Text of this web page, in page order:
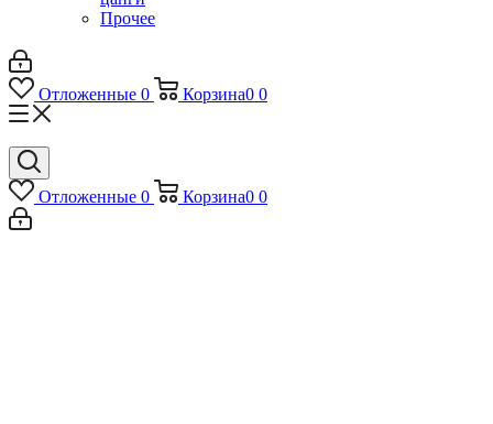
Прочее
Отложенные 0 Корзина0 0
Отложенные 0 Корзина0 0